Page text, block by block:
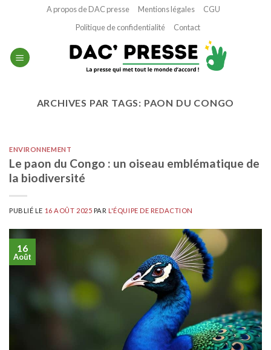
A propos de DAC presse Mentions légales
CGU
Politique de confidentialité
Contact
ARCHIVES PAR TAGS: PAON DU CONGO
ENVIRONNEMENT
Le paon du Congo : un oiseau emblématique de
la biodiversité
PUBLIÉ LE 16 AOÛT 2025 PARL'ÉQUIPE DE REDACTION
16
Août